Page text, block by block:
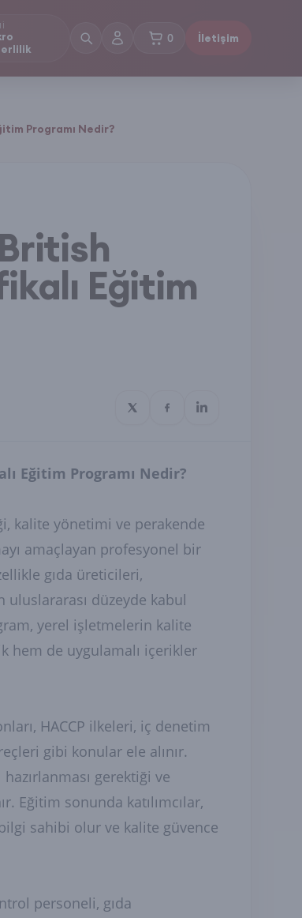
0
sepetteki ürünler
İletişim
Programı Nedir?
Eğitim
Eğitim Programı Nedir?
kalite yönetimi ve perakende
amaçlayan profesyonel bir
gıda üreticileri,
düzeyde kabul
yerel işletmelerin kalite
hem de uygulamalı içerikler
HACCP ilkeleri, iç denetim
gibi konular ele alınır.
gerektiği ve
Eğitim sonunda katılımcılar,
sahibi olur ve kalite güvence
personeli, gıda